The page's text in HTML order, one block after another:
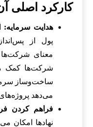
کارکرد اصلی
هدایت سرمایه:
پول از
معنای شرکت‌ها
شرکت‌ها کمک
ساخت‌وساز
می‌دهد
فراهم کردن
نهادها امکان